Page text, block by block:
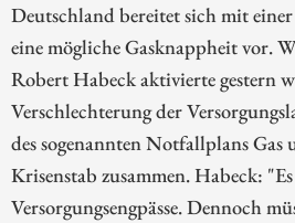
Deutschland bereitet sich mit
eine mögliche Gasknappheit vor.
Robert Habeck aktivierte gestern
Verschlechterung der
des sogenannten Notfallplans Gas
Krisenstab zusammen. Habeck:
Versorgungsengpässe. Dennoch